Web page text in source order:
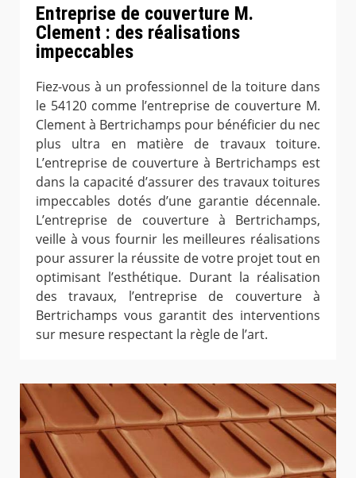
Entreprise de couverture M.
Clement : des réalisations
impeccables
Fiez-vous à un professionnel de la toiture dans
le 54120 comme l’entreprise de couverture M.
Clement à Bertrichamps pour bénéficier du nec
plus ultra en matière de travaux toiture.
L’entreprise de couverture à Bertrichamps est
dans la capacité d’assurer des travaux toitures
impeccables dotés d’une garantie décennale.
L’entreprise de couverture à Bertrichamps,
veille à vous fournir les meilleures réalisations
pour assurer la réussite de votre projet tout en
optimisant l’esthétique. Durant la réalisation
des travaux, l’entreprise de couverture à
Bertrichamps vous garantit des interventions
sur mesure respectant la règle de l’art.